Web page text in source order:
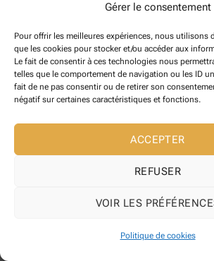
Gérer le consentement
Pour offrir les meilleures expériences, nous utilisons
que les cookies pour stocker et/ou accéder aux
Le fait de consentir à ces technologies nous
telles que le comportement de navigation ou les ID
fait de ne pas consentir ou de retirer son
négatif sur certaines caractéristiques et fonctions.
ACCEPTER
REFUSER
VOIR LES
Politique de cookies
LIBRAIRIE Le Cheval dans
Céret
21 avril 2024
COMMERCES
Pixelicom